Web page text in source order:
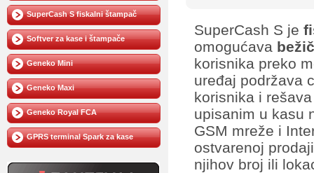
SuperCash S fiskalni štampač
Softver za kase i štampače
Geneko Mini
Geneko Maxi
Geneko Royal FCA
GPRS terminal Spark za kase
SuperCash S je
omogućava
korisnika preko
uređaj podržava
korisnika i
upisanim u kasu
GSM mreže i
ostvarenoj
njihov broj ili